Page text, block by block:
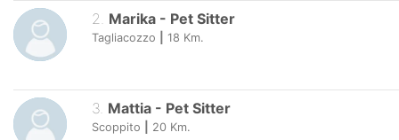
2. Marika - Pet Sitter
Tagliacozzo 18 Km.
3. Mattia - Pet Sitter
Scoppito 20 Km.